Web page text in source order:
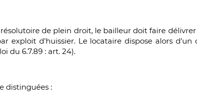
de plein droit, le bailleur doit faire
exploit d'huissier. Le locataire dispose alors d'un
du 6.7.89 : art. 24).
distinguées :